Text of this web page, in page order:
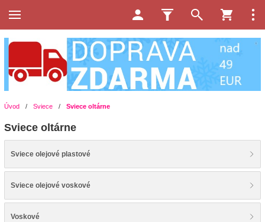
Úvod / Sviece / Sviece oltárne
Sviece oltárne
Sviece olejové plastové
Sviece olejové voskové
Voskové